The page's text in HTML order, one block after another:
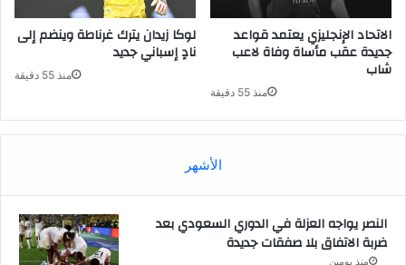
لوكا زيدان يترك غرناطة وينضم إلى
نادٍ إسباني جديد
منذ 55 دقيقة
الاتحاد الإنجليزي يعتمد قواعد
جديدة عقب مأساة وفاة لاعب
شاب
منذ 55 دقيقة
الأشهر
النصر يواجه العزلة في الدوري السعودي بعد
ضربة الاتفاق بلا صفقات جديدة
منذ يومين